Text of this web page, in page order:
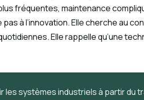
fréquentes, maintenance
à l’innovation. Elle cherche au
Elle rappelle qu’une
systèmes industriels à partir du